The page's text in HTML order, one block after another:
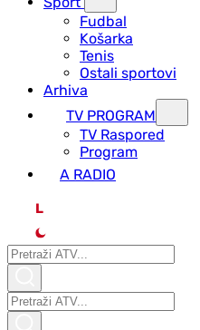
Fudbal
Košarka
Tenis
Ostali sportovi
Arhiva
TV PROGRAM
ТV Raspored
Program
A RADIO
L